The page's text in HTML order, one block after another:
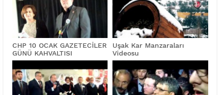
CHP 10 OCAK GAZETECİLER
GÜNÜ KAHVALTISI
Uşak Kar Manzaraları
Videosu